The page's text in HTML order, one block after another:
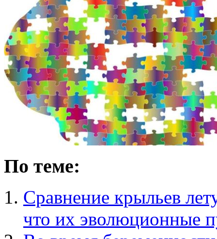
По теме:
Сравнение крыльев
что их эволюционные